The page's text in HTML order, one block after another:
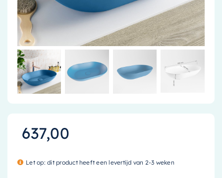
637,00
Let op: dit product heeft een levertijd van 2-3 weken